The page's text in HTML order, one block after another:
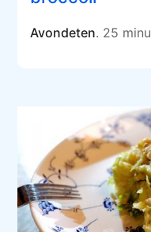
Avondeten. 25